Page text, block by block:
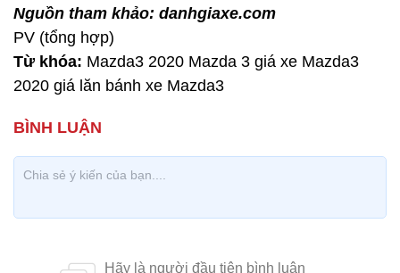
Nguồn tham khảo: danhgiaxe.com
PV (tổng hợp)
Từ khóa: Mazda3 2020 Mazda 3 giá xe Mazda3
2020 giá lăn bánh xe Mazda3